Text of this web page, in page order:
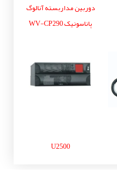
دوربین مداربسته آنالوگ
پاناسونیک WV-CP290
U2500